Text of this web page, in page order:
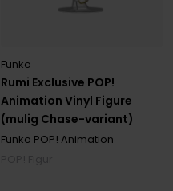
Rumi Exclusive POP!
Animation Vinyl Figure
(mulig Chase-variant)
Funko
Funko POP! Animation